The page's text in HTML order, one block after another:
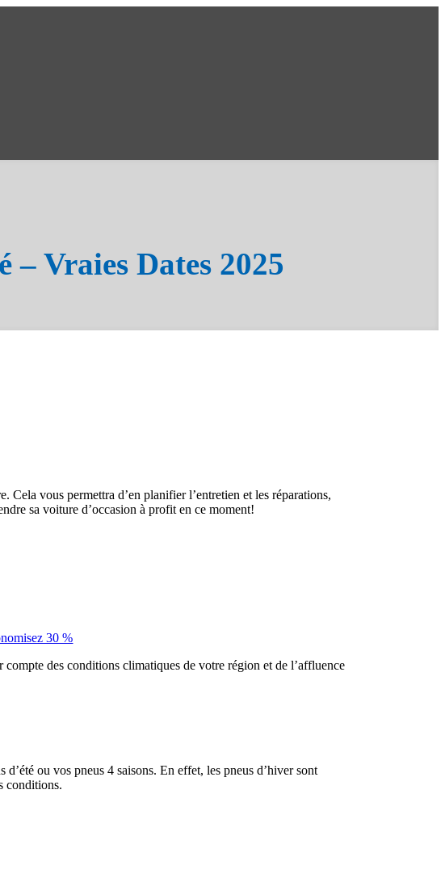
– Vraies Dates 2025
vous permettra d’en planifier l’entretien et les réparations,
sa voiture d’occasion à profit en ce moment!
30 %
des conditions climatiques de votre région et de l’affluence
ou vos pneus 4 saisons. En effet, les pneus d’hiver sont
conditions.